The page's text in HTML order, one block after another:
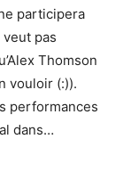
participera
pas
Thomson
vouloir (:)).
performances
dans…